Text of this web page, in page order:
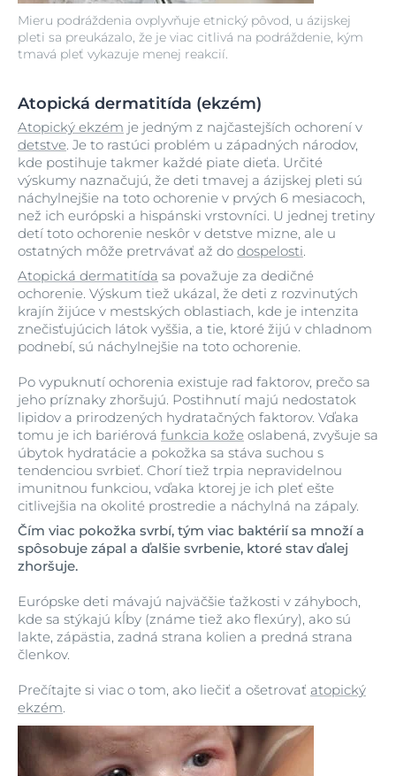
Mieru podráždenia ovplyvňuje etnický pôvod, u ázijskej
pleti sa preukázalo, že je viac citlivá na podráždenie, kým
tmavá pleť vykazuje menej reakcií.
Atopická dermatitída (ekzém)
Atopický ekzém je jedným z najčastejších ochorení v
detstve . Je to rastúci problém u západných národov,
kde postihuje takmer každé piate dieťa. Určité
výskumy naznačujú, že deti tmavej a ázijskej pleti sú
náchylnejšie na toto ochorenie v prvých 6 mesiacoch,
než ich európski a hispánski vrstovníci. U jednej tretiny
detí toto ochorenie neskôr v detstve mizne, ale u
ostatných môže pretrvávať až do dospelosti
Atopická dermatitída sa považuje za dedičné
ochorenie. Výskum tiež ukázal, že deti z rozvinutých
krajín žijúce v mestských oblastiach, kde je intenzita
znečisťujúcich látok vyššia, a tie, ktoré žijú v chladnom
podnebí, sú náchylnejšie na toto ochorenie.
Po vypuknutí ochorenia existuje rad faktorov, prečo sa
jeho príznaky zhoršujú. Postihnutí majú nedostatok
lipidov a prirodzených hydratačných faktorov. Vďaka
tomu je ich bariérová funkcia kože oslabená, zvyšuje sa
úbytok hydratácie a pokožka sa stáva suchou s
tendenciou svrbieť. Chorí tiež trpia nepravidelnou
imunitnou funkciou, vďaka ktorej je ich pleť ešte
citlivejšia na okolité prostredie a náchylná na zápaly.
Čím viac pokožka svrbí, tým viac baktérií sa množí a
spôsobuje zápal a ďalšie svrbenie, ktoré stav ďalej
zhoršuje.
Európske deti mávajú najväčšie ťažkosti v záhyboch,
kde sa stýkajú kĺby (známe tiež ako flexúry), ako sú
lakte, zápästia, zadná strana kolien a predná strana
členkov.
Prečítajte si viac o tom, ako liečiť a ošetrovať atopický
ekzém